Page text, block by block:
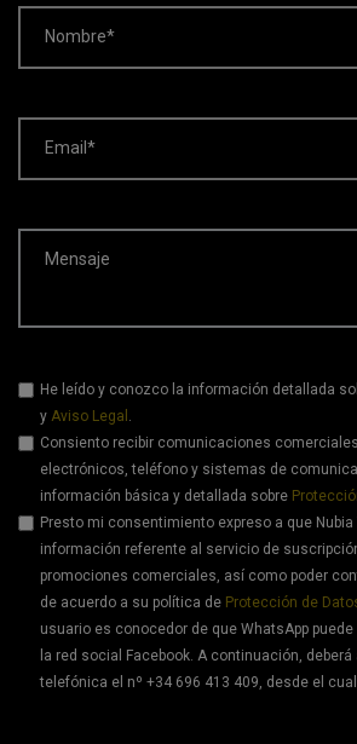
Nombre*
Email*
Mensaje
He leído y conozco la información detallada
y Aviso Legal .
Consiento recibir comunicaciones
electrónicos, teléfono y sistemas de
información básica y detallada sobre
Presto mi consentimiento expreso a que
información referente al servicio de
promociones comerciales, así como poder
de acuerdo a su política de Protección de
usuario es conocedor de que WhatsApp
la red social Facebook. A continuación,
telefónica el nº +34 696 413 409, desde el